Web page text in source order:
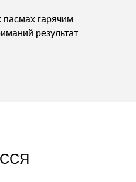
пасмах гарячим
результат